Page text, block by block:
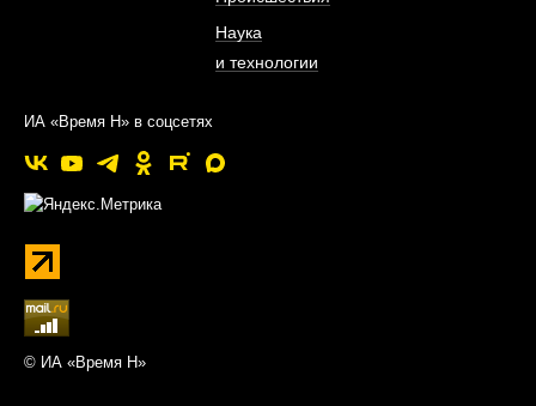
Наука
и технологии
ИА «Время Н» в соцсетях
© ИА «Время Н»